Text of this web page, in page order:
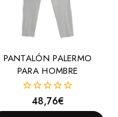
PANTALÓN PALERMO
PARA HOMBRE
fuera
48,76€